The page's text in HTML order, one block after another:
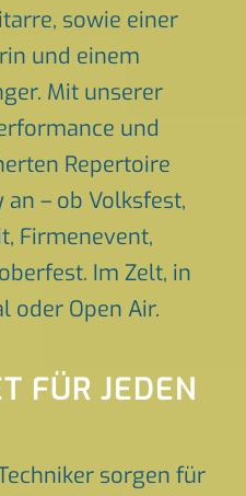
sowie einer
und einem
Mit unserer
und
Repertoire
– ob Volksfest,
Firmenevent,
Im Zelt, in
oder Open Air.
FÜR JEDEN
sorgen für